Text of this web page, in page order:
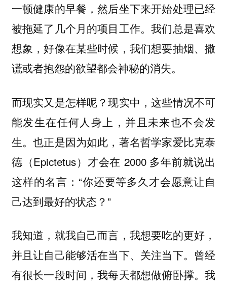
一顿健康的早餐，然后坐下来开始处理已经
被拖延了几个月的项目工作。我们总是喜欢
想象，好像在某些时候，我们想要抽烟、撒
谎或者抱怨的欲望都会神秘的消失。
而现实又是怎样呢？现实中，这些情况不可
能发生在任何人身上，并且未来也不会发
生。也正是因为如此，著名哲学家爱比克泰
德（Epictetus）才会在 2000 多年前就说出
这样的名言：“你还要等多久才会愿意让自
己达到最好的状态？”
我知道，就我自己而言，我想要吃的更好，
并且让自己能够活在当下、关注当下。曾经
有很长一段时间，我每天都想做俯卧撑。我